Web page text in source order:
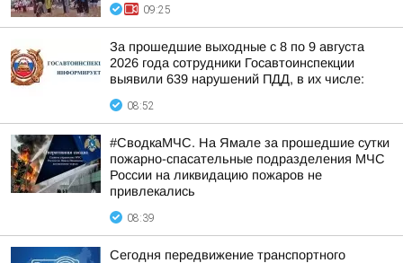
09:25
За прошедшие выходные с 8 по 9 августа
2026 года сотрудники Госавтоинспекции
выявили 639 нарушений ПДД, в их числе:
08:52
#СводкаМЧС. На Ямале за прошедшие сутки
пожарно-спасательные подразделения МЧС
России на ликвидацию пожаров не
привлекались
08:39
Сегодня передвижение транспортного